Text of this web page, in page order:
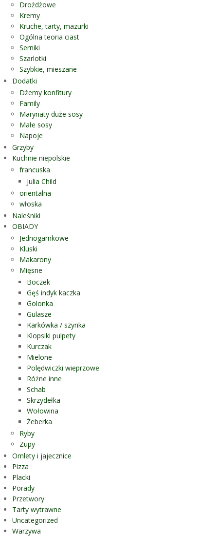
Drożdżowe
Kremy
Kruche, tarty, mazurki
Ogólna teoria ciast
Serniki
Szarlotki
Szybkie, mieszane
Dodatki
Dżemy konfitury
Family
Marynaty duże sosy
Małe sosy
Napoje
Grzyby
Kuchnie niepolskie
francuska
Julia Child
orientalna
włoska
Naleśniki
OBIADY
Jednogarnkowe
Kluski
Makarony
Mięsne
Boczek
Gęś indyk kaczka
Golonka
Gulasze
Karkówka / szynka
Klopsiki pulpety
Kurczak
Mielone
Polędwiczki wieprzowe
Różne inne
Schab
Skrzydełka
Wołowina
Żeberka
Ryby
Zupy
Omlety i jajecznice
Pizza
Placki
Porady
Przetwory
Tarty wytrawne
Uncategorized
Warzywa